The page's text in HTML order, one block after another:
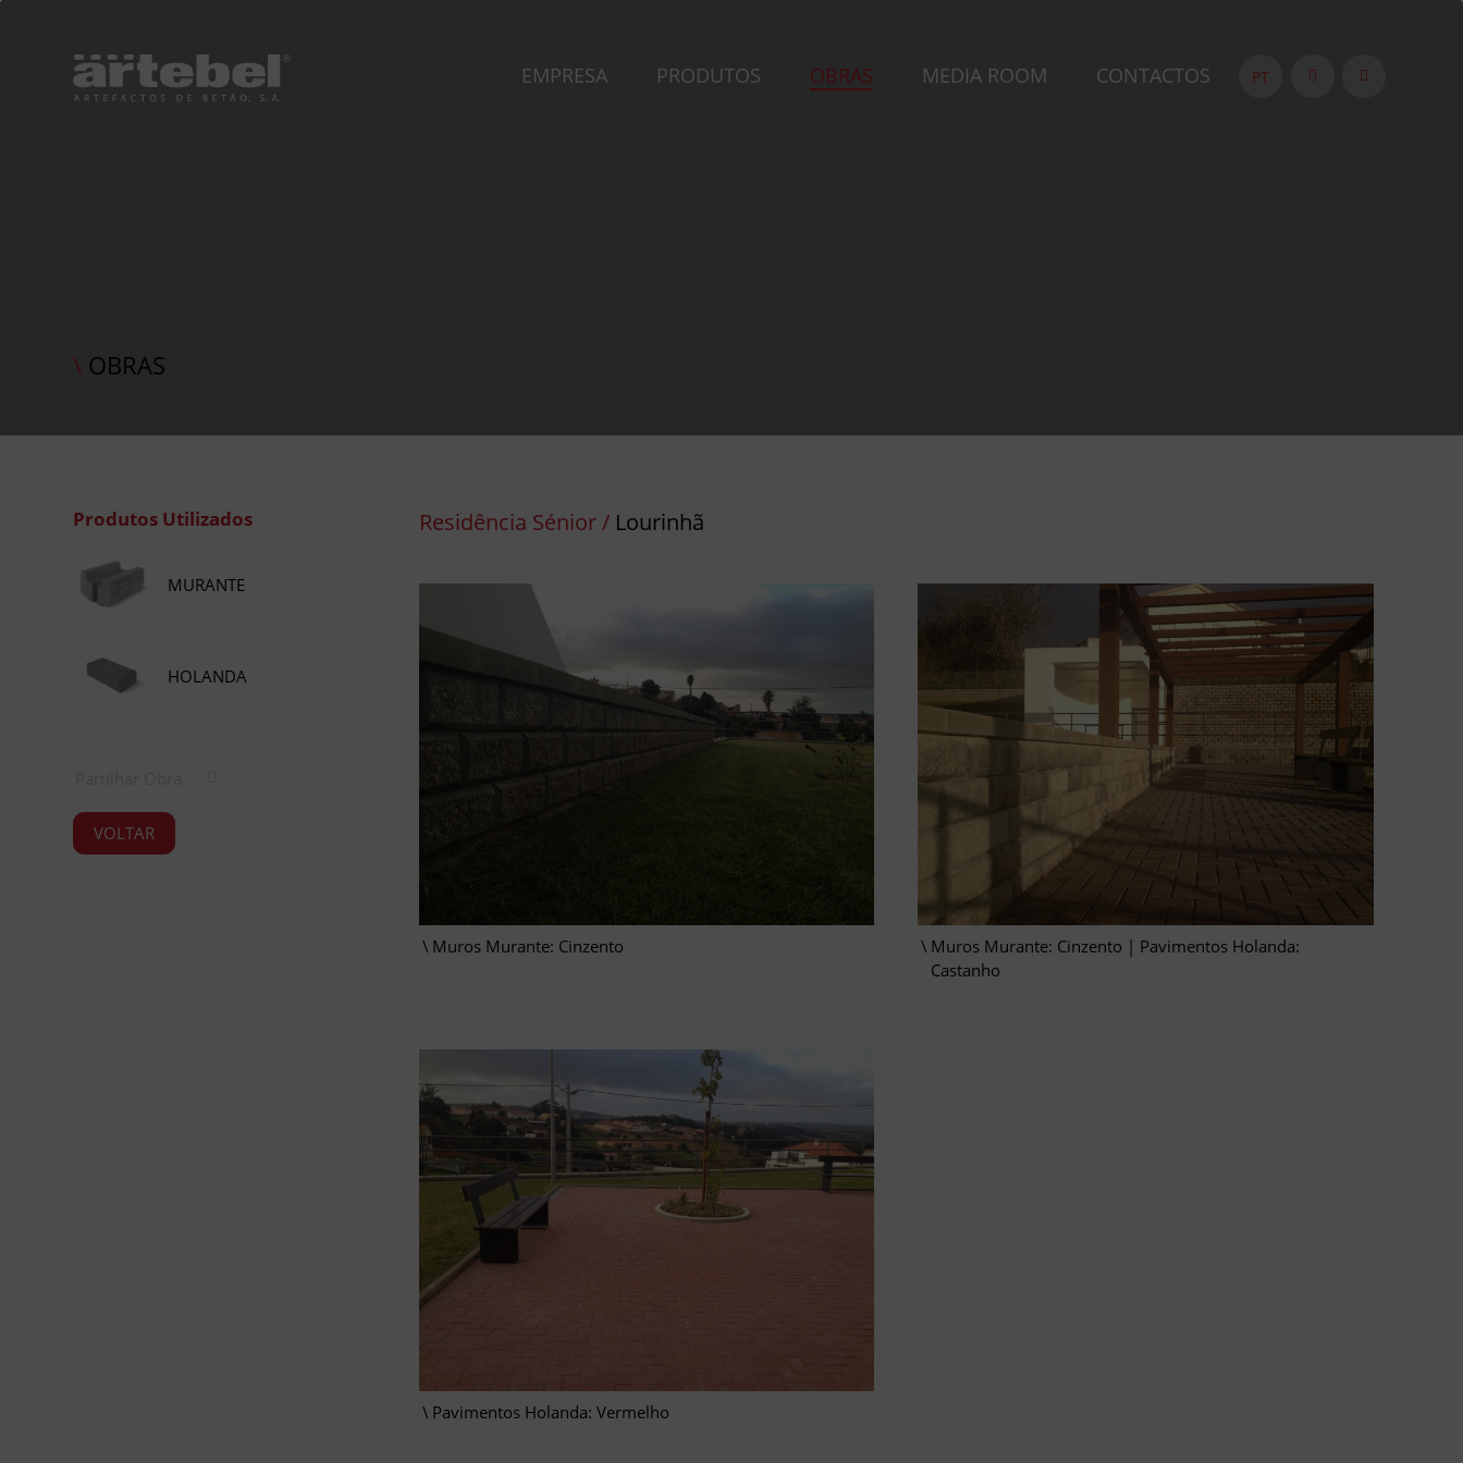
EMPRESA PRODUTOS OBRAS MEDIA ROOM CONTACTOS PT
\ OBRAS
Produtos Utilizados
MURANTE
HOLANDA
VOLTAR
Residência Sénior /Lourinhã
Muros Murante: Cinzento
Muros Murante: Cinzento | Pavimentos Holanda:
Castanho
Pavimentos Holanda: Vermelho